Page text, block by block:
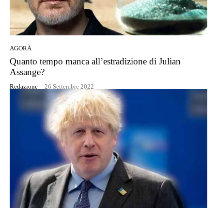
AGORÀ
Quanto tempo manca all’estradizione di Julian
Assange?
Redazione - 26 Settembre 2022